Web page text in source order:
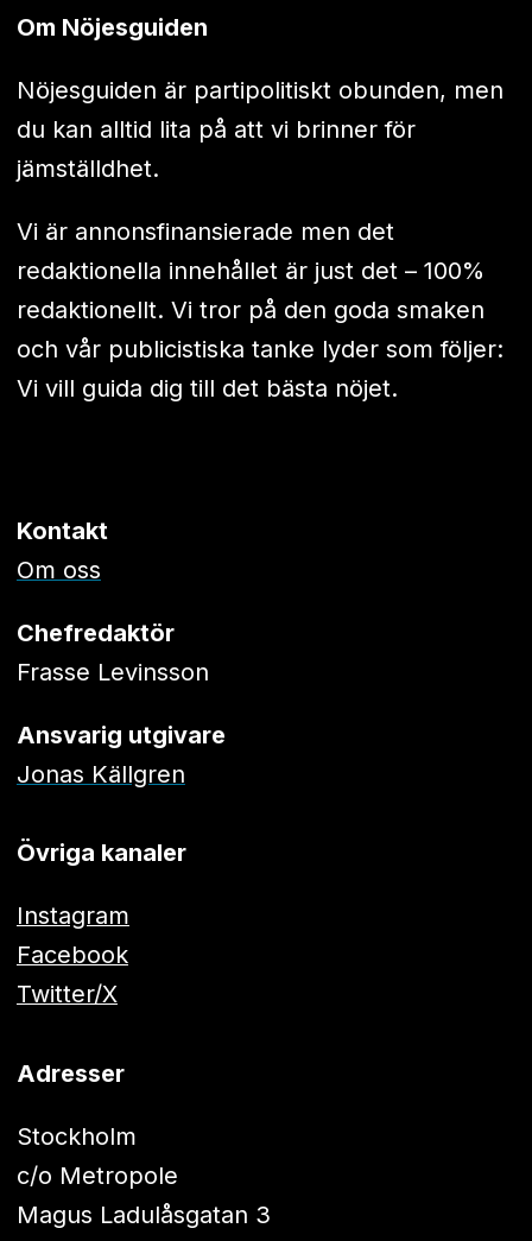
Om Nöjesguiden
Nöjesguiden är partipolitiskt obunden, men
du kan alltid lita på att vi brinner för
jämställdhet.
Vi är annonsfinansierade men det
redaktionella innehållet är just det – 100%
redaktionellt. Vi tror på den goda smaken
och vår publicistiska tanke lyder som följer:
Vi vill guida dig till det bästa nöjet.
Kontakt
Om oss
Chefredaktör
Frasse Levinsson
Ansvarig utgivare
Jonas Källgren
Övriga kanaler
Instagram
Facebook
Twitter/X
Adresser
Stockholm
c/o Metropole
Magus Ladulåsgatan 3